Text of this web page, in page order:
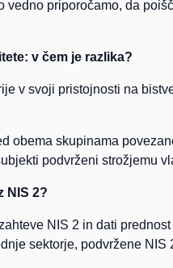
vedno priporočamo, da
v čem je razlika?
v svoji pristojnosti na
obema skupinama
podvrženi strožjemu
NIS 2?
NIS 2 in dati
sektorje, podvržene NIS